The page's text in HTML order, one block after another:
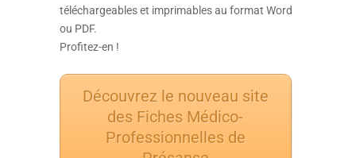
téléchargeables et imprimables au format Word
ou PDF.
Profitez-en !
Découvrez le nouveau site
des Fiches Médico-
Professionnelles de